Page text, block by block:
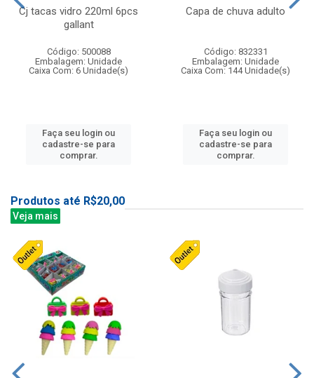
Cj tacas vidro 220ml 6pcs
gallant
Código: 500088
Embalagem: Unidade
Caixa Com: 6 Unidade(s)
Faça seu login ou
cadastre-se para
comprar.
Capa de chuva adulto
Código: 832331
Embalagem: Unidade
Caixa Com: 144 Unidade(s)
Faça seu login ou
cadastre-se para
comprar.
Produtos até R$20,00
Veja mais